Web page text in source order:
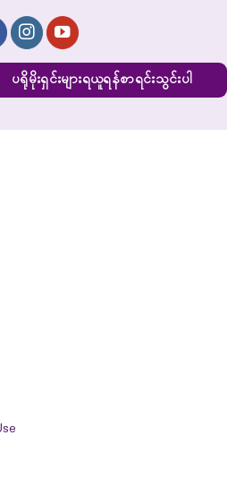
ပရိုမိုးရှင်းများရယူရန်စာရင်းသွင်းပါ